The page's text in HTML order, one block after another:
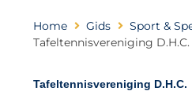
Home Gids
Sport &
Tafeltennisvereniging D.H.C.
Tafeltennisvereniging D.H.C.